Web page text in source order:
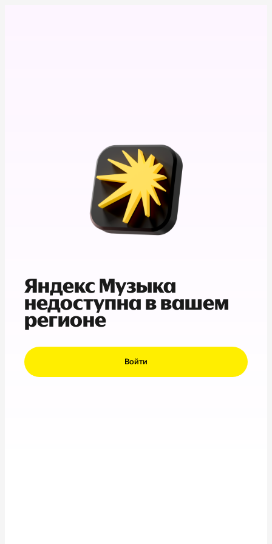
Яндекс Музыка
недоступна в вашем
регионе
Войти